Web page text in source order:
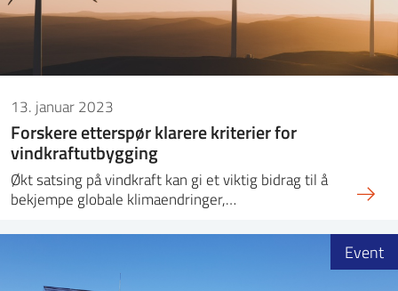
13. januar 2023
Forskere etterspør klarere kriterier for
vindkraftutbygging
Økt satsing på vindkraft kan gi et viktig bidrag til å
bekjempe globale klimaendringer,…
Event